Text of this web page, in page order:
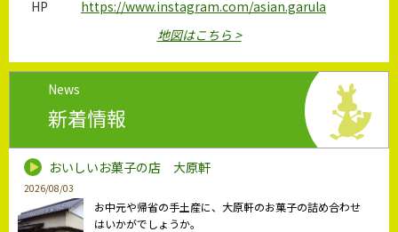
HP
https://www.instagram.com/asian.garula
地図はこちら >
News
新着情報
おいしいお菓子の店 大原軒
2026/08/03
お中元や帰省の手土産に、大原軒のお菓子の詰め合わせ
はいかがでしょうか。